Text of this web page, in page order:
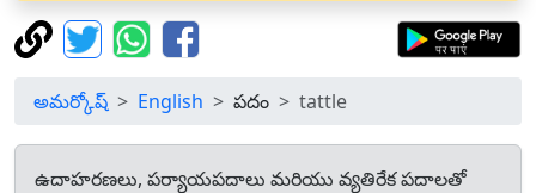
అమర్కోష్ English పదం tattle
ఉదాహరణలు, పర్యాయపదాలు మరియు వ్యతిరేక పదాలతో